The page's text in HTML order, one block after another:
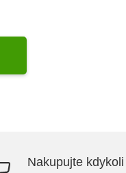
Nakupujte kdykoli